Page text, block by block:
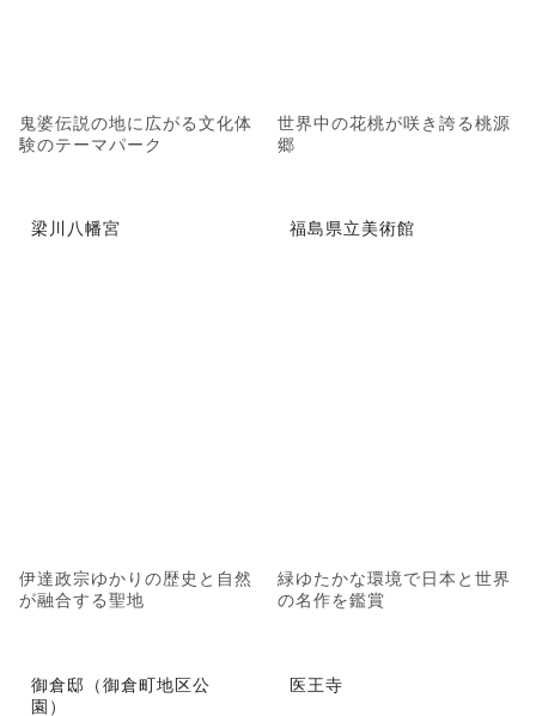
鬼婆伝説の地に広がる文化体
験のテーマパーク
世界中の花桃が咲き誇る桃源
郷
梁川八幡宮
伊達政宗ゆかりの歴史と自然
が融合する聖地
福島県立美術館
緑ゆたかな環境で日本と世界
の名作を鑑賞
御倉邸（御倉町地区公
園）
医王寺